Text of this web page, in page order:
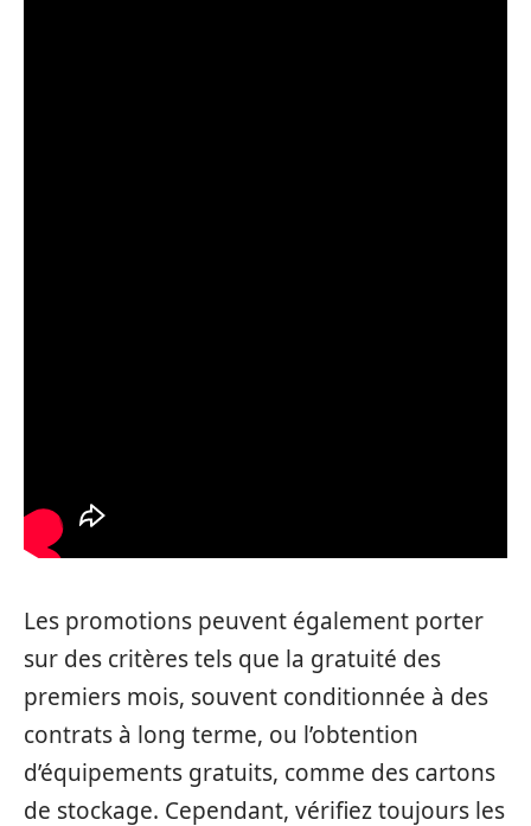
Les promotions peuvent également porter
sur des critères tels que la gratuité des
premiers mois, souvent conditionnée à des
contrats à long terme, ou l’obtention
d’équipements gratuits, comme des cartons
de stockage. Cependant, vérifiez toujours les